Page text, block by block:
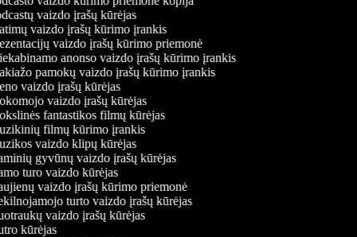
vaizdo įrašų kūrėjas
vaizdo įrašų kūrimo įrankis
vaizdo įrašų kūrimo priemonė
anonso vaizdo įrašų kūrimo įrankis
pamokų vaizdo įrašų kūrimo įrankis
vaizdo įrašų kūrėjas
vaizdo įrašų kūrėjas
fantastikos filmų kūrėjas
filmų kūrimo įrankis
vaizdo klipų kūrėjas
gyvūnų vaizdo įrašų kūrėjas
turo vaizdo kūrėjas
vaizdo įrašų kūrimo priemonė
turto vaizdo įrašų kūrėjas
vaizdo įrašų kūrėjas
kūrėjas